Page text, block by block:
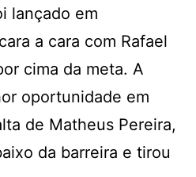
lançado em
a cara com Rafael
cima da meta. A
oportunidade em
de Matheus Pereira,
da barreira e tirou